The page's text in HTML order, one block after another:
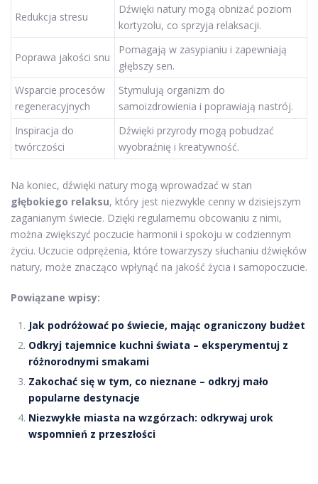
Redukcja stresu
Dźwięki natury mogą obniżać poziom
kortyzolu, co sprzyja relaksacji.
Poprawa jakości snu
Pomagają w zasypianiu i zapewniają
głębszy sen.
Wsparcie procesów
regeneracyjnych
Stymulują organizm do
samoizdrowienia i poprawiają nastrój.
Inspiracja do
twórczości
Dźwięki przyrody mogą pobudzać
wyobraźnię i kreatywność.
Na koniec, dźwięki natury mogą wprowadzać w stan
głębokiego relaksu, który jest niezwykle cenny w dzisiejszym
zaganianym świecie. Dzięki regularnemu obcowaniu z nimi,
można zwiększyć poczucie harmonii i spokoju w codziennym
życiu. Uczucie odprężenia, które towarzyszy słuchaniu dźwięków
natury, może znacząco wpłynąć na jakość życia i samopoczucie.
Powiązane wpisy:
Jak podróżować po świecie, mając ograniczony budżet
Odkryj tajemnice kuchni świata – eksperymentuj z
różnorodnymi smakami
Zakochać się w tym, co nieznane – odkryj mało
popularne destynacje
Niezwykłe miasta na wzgórzach: odkrywaj urok
wspomnień z przeszłości